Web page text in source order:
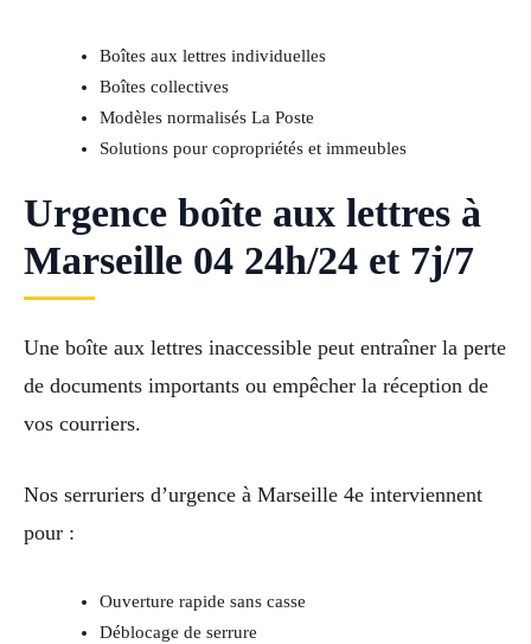
Boîtes aux lettres individuelles
Boîtes collectives
Modèles normalisés La Poste
Solutions pour copropriétés et immeubles
Urgence boîte aux lettres à
Marseille 04 24h/24 et 7j/7
Une boîte aux lettres inaccessible peut entraîner la perte
de documents importants ou empêcher la réception de
vos courriers.
Nos serruriers d’urgence à Marseille 4e interviennent
pour :
Ouverture rapide sans casse
Déblocage de serrure